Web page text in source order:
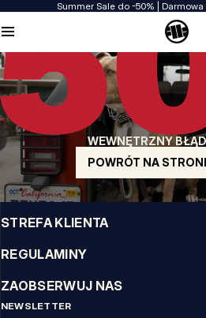
Summer Sale do -50% |
WEWNĘTRZNY
POWRÓT NA
JAKOŚĆ TO DLA NAS
Naszą odzież produkujemy z pasją! Nie
wytrzymałości, długowieczności
US ORIGIN
Nasze korzenie sięgają San Diego z
surowy, autentyczny i stanowczy.
MARKA Z CHARAKTEREM
Nasze kolekcje wybierają sportowcy,
INFO
STREFA KLIENTA
REGULAMINY
ZAOBSERWUJ NAS
NEWSLETTER